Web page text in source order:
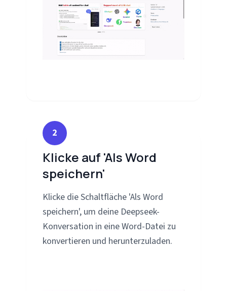
2
Klicke auf 'Als Word
speichern'
Klicke die Schaltfläche 'Als Word
speichern', um deine Deepseek-
Konversation in eine Word-Datei zu
konvertieren und herunterzuladen.